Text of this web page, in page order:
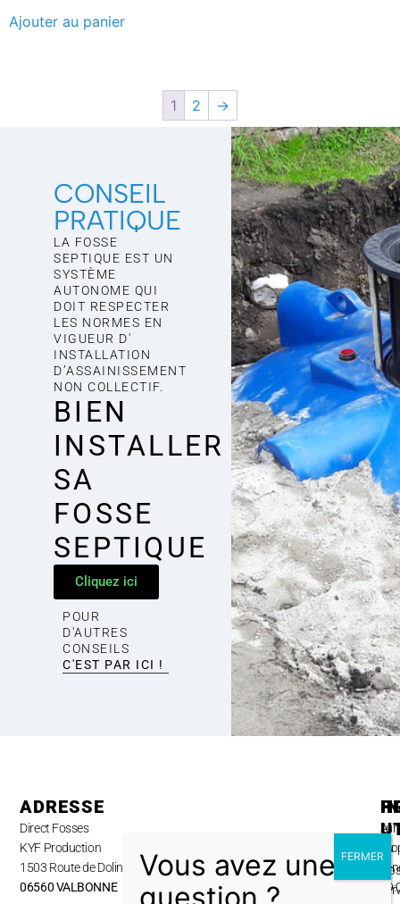
Ajouter au panier
1 2 →
CONSEIL
PRATIQUE
LA FOSSE
SEPTIQUE EST UN
SYSTÈME
AUTONOME QUI
DOIT RESPECTER
LES NORMES EN
VIGUEUR D'
INSTALLATION
D’ASSAINISSEMENT
NON COLLECTIF.
BIEN
INSTALLER
SA
FOSSE
SEPTIQUE
Cliquez ici
POUR
D'AUTRES
CONSEILS
C'EST PAR ICI !
ADRESSE
Direct Fosses
KYF Production
1503 Route de Dolines,
06560 VALBONNE
au
A